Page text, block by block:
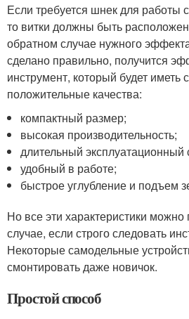
Если требуется шнек для работы
то витки должны быть
обратном случае нужного
сделано правильно, получится
инструмент, который будет
положительные качества:
компактный размер;
высокая производительность;
длительный эксплуатационный
удобный в работе;
быстрое углубление и подъем
Но все эти характеристики можно
случае, если строго следовать
Некоторые самодельные
смонтировать даже новичок.
Простой способ